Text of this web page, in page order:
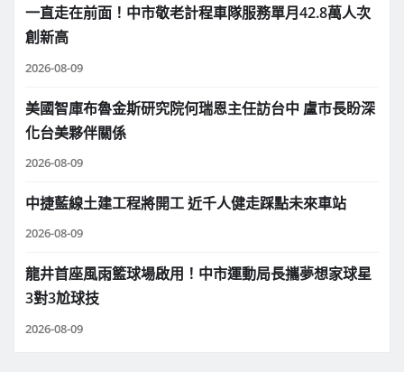
一直走在前面！中市敬老計程車隊服務單月42.8萬人次
創新高
2026-08-09
美國智庫布魯金斯研究院何瑞恩主任訪台中 盧市長盼深
化台美夥伴關係
2026-08-09
中捷藍線土建工程將開工 近千人健走踩點未來車站
2026-08-09
龍井首座風雨籃球場啟用！中市運動局長攜夢想家球星
3對3尬球技
2026-08-09